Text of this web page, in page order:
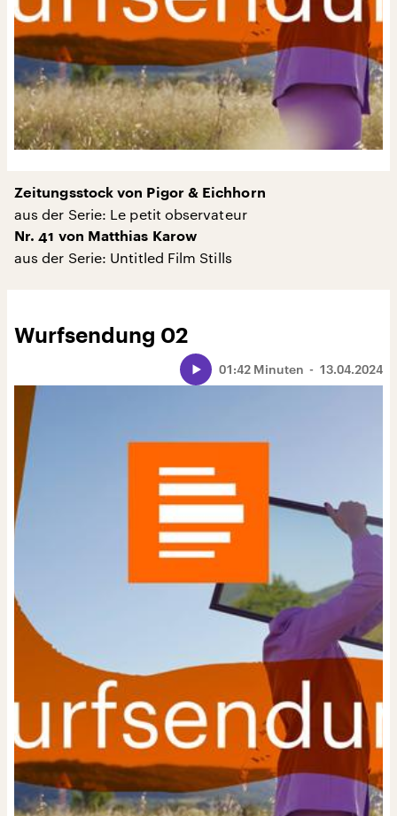
Zeitungsstock von Pigor & Eichhorn
aus der Serie: Le petit observateur
Nr. 41 von Matthias Karow
aus der Serie: Untitled Film Stills
Wurfsendung 02
13.04.2024
01:42 Minuten